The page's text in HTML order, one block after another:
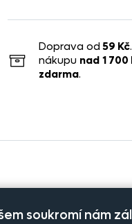
Doprava od 59 Kč
nákupu nad 1 700
zdarma.
Cena
soukromí nám